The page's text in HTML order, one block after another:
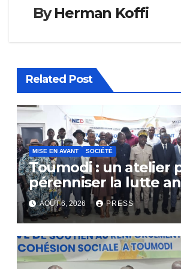
ByHerman Koffi
Related Post
MISE EN AVANT SOCIÉTÉ
Toumodi : un atelier
pérenniser la lutte
AOÛT 6, 2026 PRESS